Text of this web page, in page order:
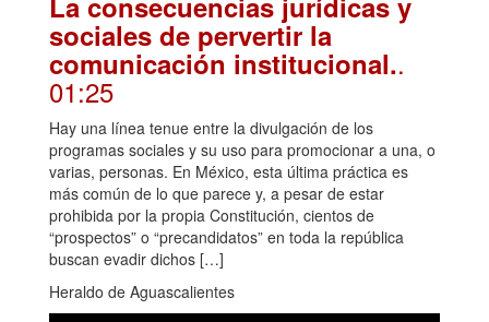
sociales de pervertir la
comunicación institucional..
01:25
Hay una línea tenue entre la divulgación de los
programas sociales y su uso para promocionar a una, o
varias, personas. En México, esta última práctica es
más común de lo que parece y, a pesar de estar
prohibida por la propia Constitución, cientos de
“prospectos” o “precandidatos” en toda la república
buscan evadir dichos […]
Heraldo de Aguascalientes